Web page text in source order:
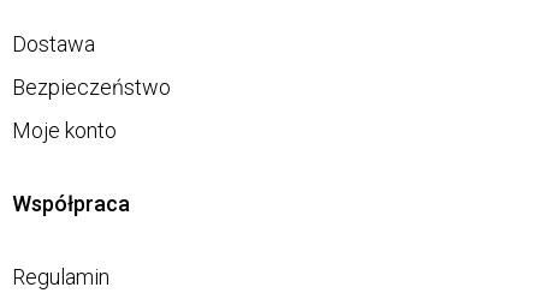
Dostawa
Bezpieczeństwo
Moje konto
Współpraca
Regulamin